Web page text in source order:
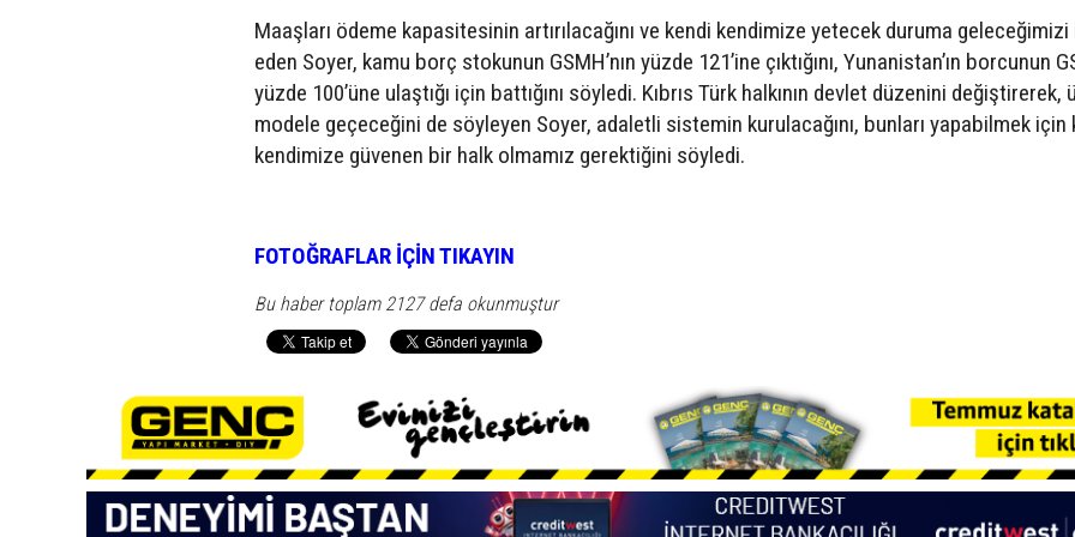
Maaşları ödeme kapasitesinin artırılacağını ve kendi kendimize yetecek duruma
eden Soyer, kamu borç stokunun GSMH’nın yüzde 121’ine çıktığını, Yunanistan’ın borcunun
yüzde 100’üne ulaştığı için battığını söyledi. Kıbrıs Türk halkının devlet düzenini değiştirerek,
modele geçeceğini de söyleyen Soyer, adaletli sistemin kurulacağını, bunları yapabilmek için
kendimize güvenen bir halk olmamız gerektiğini söyledi.
FOTOĞRAFLAR İÇİN TIKAYIN
Bu haber toplam 2127 defa okunmuştur